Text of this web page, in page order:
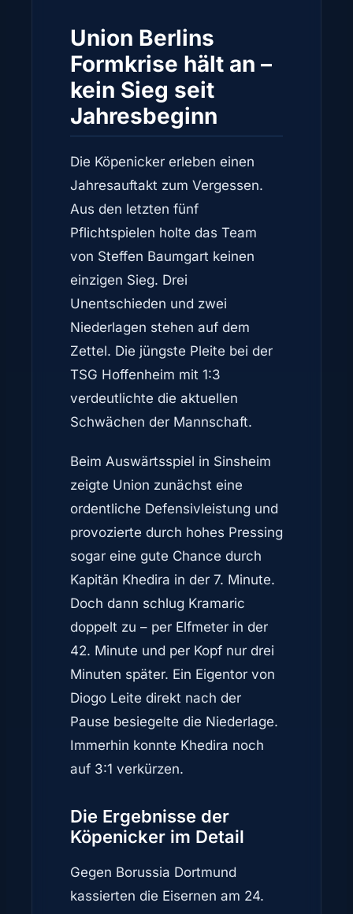
Union Berlins
Formkrise hält an –
kein Sieg seit
Jahresbeginn
Die Köpenicker erleben einen
Jahresauftakt zum Vergessen.
Aus den letzten fünf
Pflichtspielen holte das Team
von Steffen Baumgart keinen
einzigen Sieg. Drei
Unentschieden und zwei
Niederlagen stehen auf dem
Zettel. Die jüngste Pleite bei der
TSG Hoffenheim mit 1:3
verdeutlichte die aktuellen
Schwächen der Mannschaft.
Beim Auswärtsspiel in Sinsheim
zeigte Union zunächst eine
ordentliche Defensivleistung und
provozierte durch hohes Pressing
sogar eine gute Chance durch
Kapitän Khedira in der 7. Minute.
Doch dann schlug Kramaric
doppelt zu – per Elfmeter in der
42. Minute und per Kopf nur drei
Minuten später. Ein Eigentor von
Diogo Leite direkt nach der
Pause besiegelte die Niederlage.
Immerhin konnte Khedira noch
auf 3:1 verkürzen.
Die Ergebnisse der
Köpenicker im Detail
Gegen Borussia Dortmund
kassierten die Eisernen am 24.